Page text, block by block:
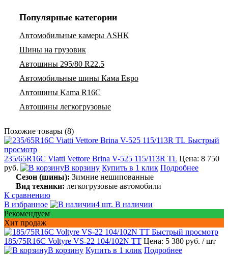
Популярные категории
Автомобильные камеры ASHK
Шины на грузовик
Автошины 295/80 R22.5
Автомобильные шины Кама Евро
Автошины Kama R16C
Автошины легкогрузовые
Похожие товары (8)
Быстрый
просмотр
235/65R16C Viatti Vettore Brina V-525 115/113R TL Цена: 8 750
руб.
В корзину Купить в 1 клик Подробнее
Сезон (шины): Зимние нешипованные
Вид техники: легкогрузовые автомобили
К сравнению
В избранное
4 шт. В наличии
Рекомендуем
Хит продаж
Быстрый просмотр
185/75R16C Voltyre VS-22 104/102N TT Цена: 5 380 руб. / шт
В корзину Купить в 1 клик Подробнее